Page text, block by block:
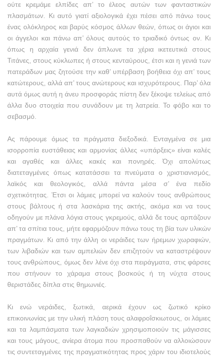
ούτε κρεμάμε ελπίδες απ’ το έλεος αυτών των φανταστικών
πλασμάτων. Κι αυτό γιατί αξιολογικά έχει πέσει από πάνω τους
ένας ολόκληρος και βαρύς κόσμος άλλων θεών, όπως οι άγιοι και
οι άγγελοι και πάνω απ’ όλους αυτούς το τριαδικό όντως ον. Κι
όπως η αρχαία γενιά δεν άπλωνε τα χέρια ικετευτικά στους
Τιτάνες, στους κύκλωπες ή στους κενταύρους, έτσι και η γενιά των
πατεράδων μας ζητούσε την καθ’ υπέρβαση βοήθεια όχι απ’ τους
κατώτερους, αλλά απ’ τους ανώτερους και ισχυρότερους. Παρ’ όλα
αυτά όμως αυτή η άνευ προσφοράς πίστη δεν ξέκοψε τελείως από
άλλα δυο στοιχεία που συνάδουν με τη λατρεία. Το φόβο και το
σεβασμό.
Ας πάρουμε όμως τα πράγματα διεξοδικά. Ενταγμένα σε μια
ισορροπία ευστάθειας και αρμονίας άλλες «υπάρξεις» είναι καλές
και αγαθές και άλλες κακές και πονηρές. Όχι απολύτως
διατεταγμένες όπως κατατάσσει τα πνεύματα ο χριστιανισμός,
λαϊκός και θεολογικός, αλλά πάντα μέσα σ’ ένα πεδίο
σχετικότητας. Έτσι οι λάμιες μπορεί να καλούν τους ανθρώπους
στους βάλτους ή στα λασκάρια της ακτής, ακόμα και να τους
οδηγούν με πλάνα λόγια στους γκρεμούς, αλλά δε τους αρπάζουν
απ’ τα σπίτια τους, μήτε εφαρμόζουν πάνω τους τη βία των υλικών
πραγμάτων. Κι από την άλλη οι νεράιδες των ήρεμων χωραφιών,
των λιβαδιών και των αμπελιών δεν επιζητούν να καταστρέψουν
τους ανθρώπους, όμως δεν λένε όχι στα πειράγματα, στις φάρσες
που στήνουν το χάραμα στους βοσκούς ή τη νύχτα στους
θεριστάδες δίπλα στις θημωνιές.
Κι ενώ νεράιδες, ξωτικά, αερικά έχουν ως ζωτικό κρίκο
επικοινωνίας με την υλική πλάση τους αλαφροΐσκιωτους, οι λάμιες
και τα λαμπάσματα των λαγκαδιών χρησιμοποιούν τις μάγισσες
και τους μάγους, ανίερα άτομα που προσπαθούν να αλλοιώσουν
τις συντεταγμένες της πραγματικότητας προς χάριν του ιδιοτελούς